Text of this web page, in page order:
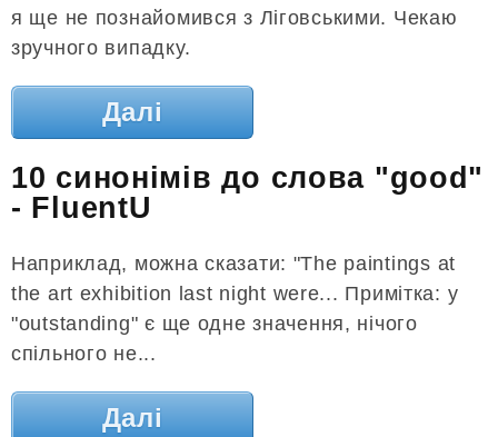
я ще не познайомився з Ліговськими. Чекаю
зручного випадку.
Далі
10 синонімів до слова "good"
- FluentU
Наприклад, можна сказати: "The paintings at
the art exhibition last night were... Примітка: у
"outstanding" є ще одне значення, нічого
спільного не...
Далі